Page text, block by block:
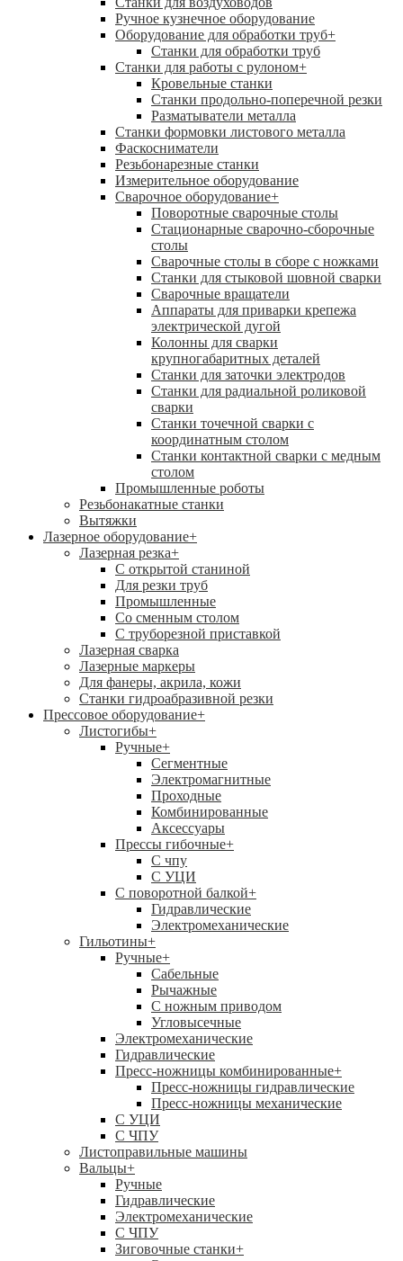
Ручное кузнечное оборудование
Оборудование для обработки труб+
Станки для обработки труб
Станки для работы с рулоном+
Кровельные станки
Станки продольно-поперечной резки
Разматыватели металла
Станки формовки листового металла
Фаскосниматели
Резьбонарезные станки
Измерительное оборудование
Сварочное оборудование+
Поворотные сварочные столы
Стационарные сварочно-сборочные
столы
Сварочные столы в сборе с ножками
Станки для стыковой шовной сварки
Сварочные вращатели
Аппараты для приварки крепежа
электрической дугой
Колонны для сварки
крупногабаритных деталей
Станки для заточки электродов
Станки для радиальной роликовой
сварки
Станки точечной сварки с
координатным столом
Станки контактной сварки с медным
столом
Промышленные роботы
Резьбонакатные станки
Вытяжки
Лазерное оборудование+
Лазерная резка+
С открытой станиной
Для резки труб
Промышленные
Со сменным столом
С труборезной приставкой
Лазерная сварка
Лазерные маркеры
Для фанеры, акрила, кожи
Станки гидроабразивной резки
Прессовое оборудование+
Листогибы+
Ручные+
Сегментные
Электромагнитные
Проходные
Комбинированные
Аксессуары
Прессы гибочные+
C чпу
С УЦИ
С поворотной балкой+
Гидравлические
Электромеханические
Гильотины+
Ручные+
Сабельные
Рычажные
С ножным приводом
Угловысечные
Электромеханические
Гидравлические
Пресс-ножницы комбинированные+
Пресс-ножницы гидравлические
Пресс-ножницы механические
С УЦИ
С ЧПУ
Листоправильные машины
Вальцы+
Ручные
Гидравлические
Электромеханические
С ЧПУ
Зиговочные станки+